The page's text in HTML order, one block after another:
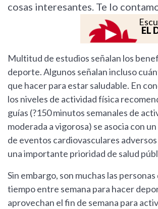
cosas interesantes. Te lo
EL
Multitud de estudios señalan los
deporte. Algunos señalan incluso
que hacer para estar saludable. En
los niveles de actividad física
guías (?150 minutos semanales de
moderada a vigorosa) se asocia con
de eventos cardiovasculares
una importante prioridad de salud
Sin embargo, son muchas las
tiempo entre semana para hacer
aprovechan el fin de semana para